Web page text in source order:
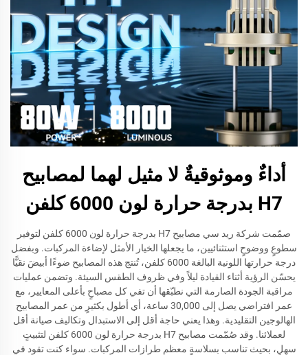
أداءٌ وموثوقيةٌ لا مثيل لهما لمصابيح
H7 بدرجة حرارة لون 6000 كلفن
صمّمت شركة ريد سي مصابيح H7 بدرجة حرارة لون 6000 كلفن لتوفير
سطوعٍ ووضوحٍ استثنائيين، ما يجعلها الخيار الأمثل لإضاءة المركبات. وبفضل
درجة حرارتها اللونية البالغة 6000 كلفن، تُنتج هذه المصابيح ضوءًا أبيضَ نقيًّا
يحسّن الرؤية أثناء القيادة ليلاً وفي ظروف الطقس السيئة. وتضمن عمليات
مراقبة الجودة الصارمة التي نطبّقها أن تفي كل مصباحٍ بأعلى المعايير، مع
عمر افتراضي يصل إلى 30,000 ساعة، أي أطول بكثيرٍ من عمر المصابيح
الهالوجين التقليدية. وهذا يعني حاجة أقل إلى الاستبدال وتكاليف صيانة أقل
لعملائنا. وقد صُمّمت مصابيح H7 بدرجة حرارة لون 6000 كلفن لتثبيتٍ
سهلٍ، بحيث تناسب بسلاسةٍ معظم طرازات المركبات. سواء كنت تقود في